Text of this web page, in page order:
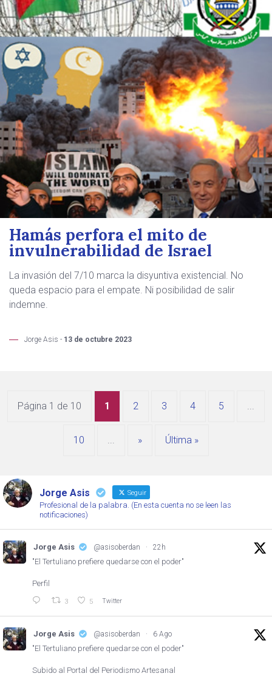
Hamás perfora el mito de
invulnerabilidad de Israel
La invasión del 7/10 marca la disyuntiva existencial. No
queda espacio para el empate. Ni posibilidad de salir
indemne.
Jorge Asis - 13 de octubre 2023
Página 1 de 10 1 2 3 4 5 ...
10 ... » Última »
Jorge Asis Seguir
Profesional de la palabra. (En esta cuenta no se leen las
notificaciones)
Jorge Asis @asisoberdan · 22h
"El Tertuliano prefiere quedarse con el poder"
Perfil
3 5 Twitter
Jorge Asis @asisoberdan · 6 Ago
"El Tertuliano prefiere quedarse con el poder"
Subido al Portal del Periodismo Artesanal